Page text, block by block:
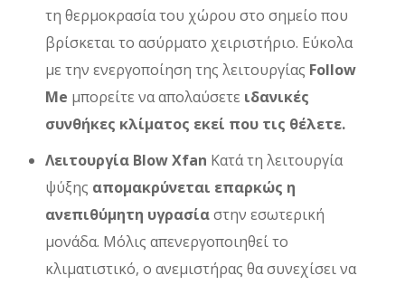
τη θερμοκρασία του χώρου στο σημείο που
βρίσκεται το ασύρματο χειριστήριο. Εύκολα
με την ενεργοποίηση της λειτουργίας Follow
Me μπορείτε να απολαύσετε ιδανικές
συνθήκες κλίματος εκεί που τις θέλετε.
Λειτουργία Blow Xfan Κατά τη λειτουργία
ψύξης απομακρύνεται επαρκώς η
ανεπιθύμητη υγρασίαστην εσωτερική
μονάδα. Μόλις απενεργοποιηθεί το
κλιματιστικό, ο ανεμιστήρας θα συνεχίσει να